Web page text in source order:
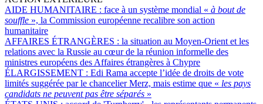
AIDE HUMANITAIRE : face à un système mondial « à bout de
souffle », la Commission européenne recalibre son action
humanitaire
AFFAIRES ÉTRANGÈRES : la situation au Moyen-Orient et les
relations avec la Russie au cœur de la réunion informelle des
ministres européens des Affaires étrangères à Chypre
ÉLARGISSEMENT : Edi Rama accepte l’idée de droits de vote
limités suggérée par le chancelier Merz, mais estime que « les pays
candidats ne peuvent pas être séparés »